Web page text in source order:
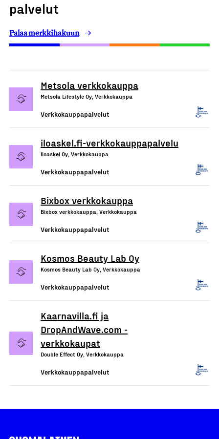
palvelut
Palaa merkkihakuun
Metsola verkkokauppa
Metsola Lifestyle Oy, Verkkokauppa
Verkkokauppapalvelut
iloaskel.fi-verkkokauppapalvelu
Iloaskel Oy, Verkkokauppa
Verkkokauppapalvelut
Bixbox verkkokauppa
Bixbox verkkokauppa, Verkkokauppa
Verkkokauppapalvelut
Kosmos Beauty Lab Oy
Kosmos Beauty Lab Oy, Verkkokauppa
Verkkokauppapalvelut
Kaarnavilla.fi ja
DropAndWave.com -
verkkokaupat
Double Effect Oy, Verkkokauppa
Verkkokauppapalvelut